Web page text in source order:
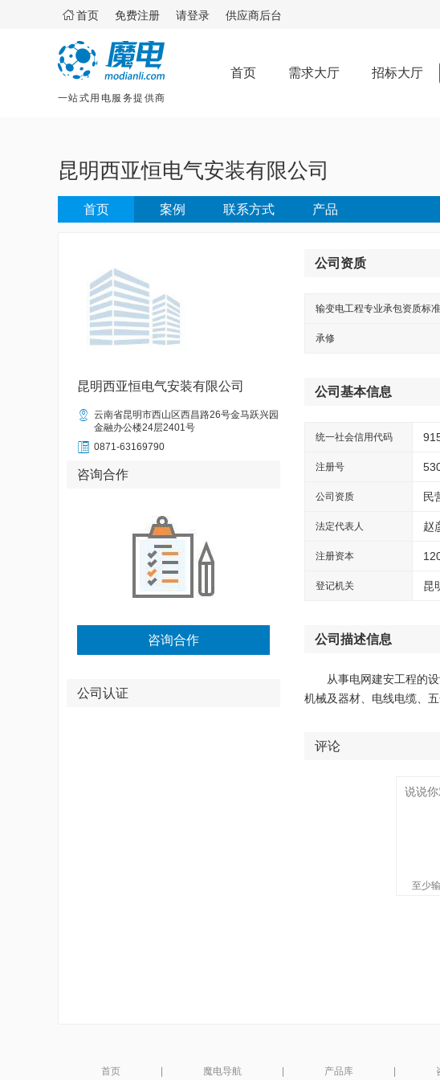
首页 免费注册 请登录 供应商后台
一站式用电服务提供商
首页 需求大厅 招标大厅
昆明西亚恒电气安装有限公司
首页 案例 联系方式 产品
昆明西亚恒电气安装有限公司
 云南省昆明市西山区西昌路26号金马跃兴园
金融办公楼24层2401号
 0871-63169790
咨询合作
咨询合作
公司认证
公司资质
输变电工程专业承包资质标准
承修
公司基本信息
统一社会信用代码
注册号
公司资质 民
法定代表人 赵
注册资本
登记机关 昆
公司描述信息
从事电网建安工程的
机械及器材、电线电缆、
评论
至少
首页 魔电导航 产品库